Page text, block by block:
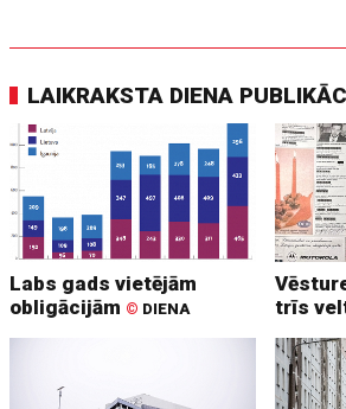
LAIKRAKSTA DIENA
Labs gads vietējām
obligācijām © DIENA
trīs